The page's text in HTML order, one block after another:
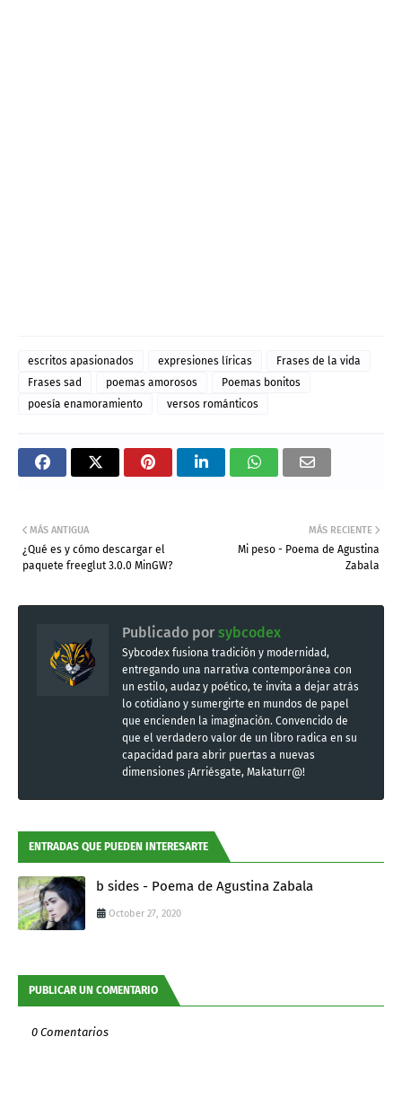
escritos apasionados expresiones líricas
Frases de la vida
Frases sad
poemas amorosos
Poemas bonitos
poesía enamoramiento
versos románticos
MÁS RECIENTE
Mi peso - Poema de Agustina
Zabala
MÁS ANTIGUA
¿Qué es y cómo descargar el
paquete freeglut 3.0.0 MinGW?
Publicado por sybcodex
Sybcodex fusiona tradición y modernidad,
entregando una narrativa contemporánea con
un estilo, audaz y poético, te invita a dejar atrás
lo cotidiano y sumergirte en mundos de papel
que encienden la imaginación. Convencido de
que el verdadero valor de un libro radica en su
capacidad para abrir puertas a nuevas
dimensiones ¡Arriésgate, Makaturr@!
ENTRADAS QUE PUEDEN INTERESARTE
b sides - Poema de Agustina Zabala
October 27, 2020
PUBLICAR UN COMENTARIO
0 Comentarios